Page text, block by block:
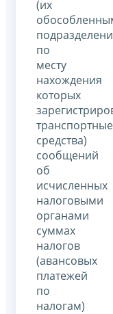
(их
по
месту
нахождения
которых
транспортные
средства)
сообщений
об
исчисленных
налоговыми
органами
суммах
налогов
(авансовых
платежей
по
налогам)